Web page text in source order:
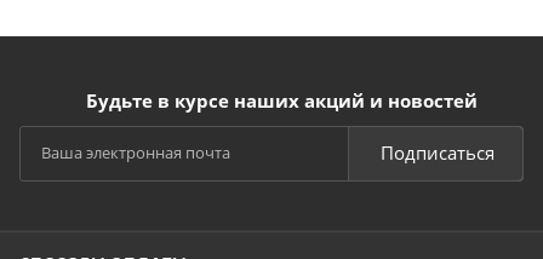
Будьте в курсе наших акций и новостей
Подписаться